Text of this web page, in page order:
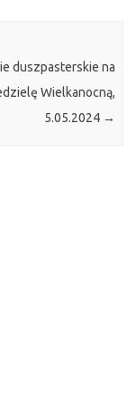
duszpasterskie na
Wielkanocną,
5.05.2024 →